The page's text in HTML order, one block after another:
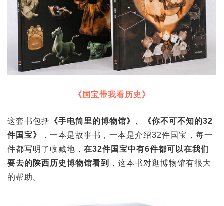
《国宝带我看历史》
这套书包括 《手电筒里的博物馆》、《你不可不知的32
件国宝》
，一本是故事书，一本是介绍32件国宝，每一
件都写明了收藏地， 在32件国宝中有6件都可以在我们
要去的陕西历史博物馆看到
，这本书对逛博物馆有很大
的帮助。